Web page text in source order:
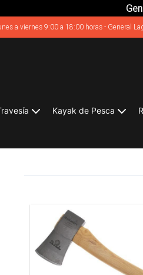
a viernes 9:00 a 18:00 horas- General
Kayak de Pesca